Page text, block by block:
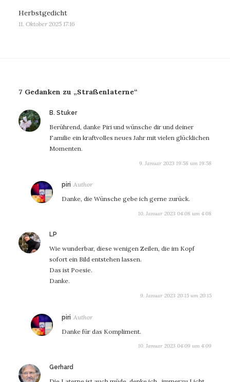
Herbstgedicht
11. Oktober 2025 17:16
7 Gedanken zu „Straßenlaterne“
B. Stukersagt:
Berührend, danke Piri und wünsche dir und deiner
Familie ein kraftvolles neues Jahr mit vielen glücklichen
Momenten.
9. Januar 2023 19:58 um 19:58
piri sagt:
Danke, die Wünsche gebe ich gerne zurück.
10. Januar 2023 04:08 um 4:08
LP
Wie wunderbar, diese wenigen Zeilen, die im Kopf
sofort ein Bild entstehen lassen.
Das ist Poesie.
Danke.
9. Januar 2023 20:15 um 20:15
piri sagt:
Danke für das Kompliment.
10. Januar 2023 04:09 um 4:09
Gerhard